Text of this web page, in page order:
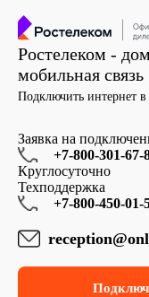
Ростелеком -
мобильная связь
Подключить интернет
Заявка на
+7-800-301-67-
Круглосуточно
Техподдержка
+7-800-450-01-